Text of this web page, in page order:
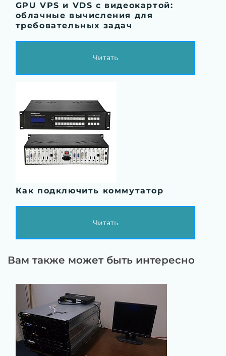
GPU VPS и VDS с видеокартой:
облачные вычисления для
требовательных задач
Читать
Как подключить коммутатор
Читать
Вам также может быть интересно